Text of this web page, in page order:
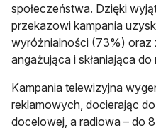
społeczeństwa. Dzięki
przekazowi kampania
wyróżnialności (73%) oraz
angażująca i skłaniająca do
Kampania telewizyjna
reklamowych, docierając
docelowej, a radiowa – do